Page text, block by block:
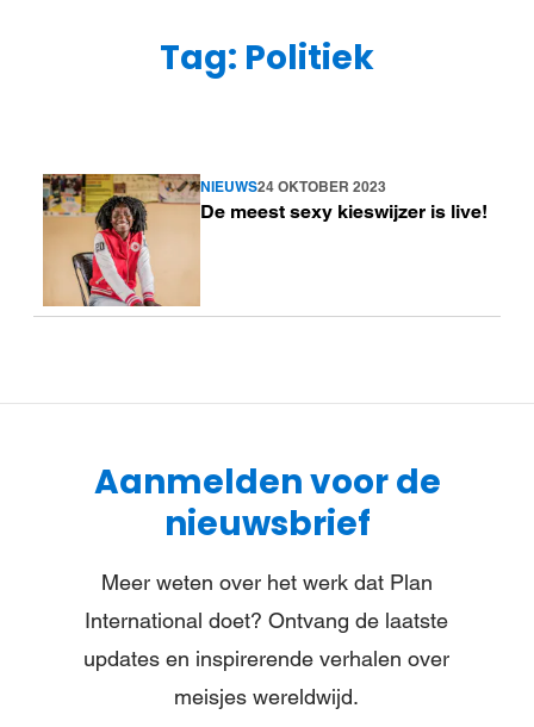
Tag: Politiek
NIEUWS24 OKTOBER 2023
De meest sexy kieswijzer is live!
Lees
Aanmelden voor de
nieuwsbrief
Meer weten over het werk dat Plan
International doet? Ontvang de laatste
updates en inspirerende verhalen over
meisjes wereldwijd.